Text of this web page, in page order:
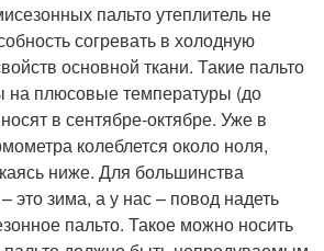
пальто утеплитель не
согревать в холодную
основной ткани. Такие пальто
на плюсовые температуры (до
в сентябре-октябре. Уже в
колеблется около ноля,
ниже. Для большинства
это зима, а у нас – повод надеть
пальто. Такое можно носить